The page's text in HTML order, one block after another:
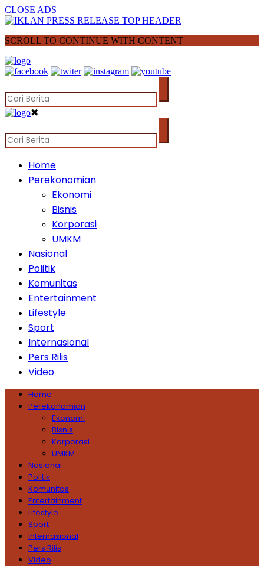
CLOSE ADS
SCROLL TO CONTINUE WITH CONTENT
✖
Home
Perekonomian
Ekonomi
Bisnis
Korporasi
UMKM
Nasional
Politik
Komunitas
Entertainment
Lifestyle
Sport
Internasional
Pers Rilis
Video
Home
Perekonomian
Ekonomi
Bisnis
Korporasi
UMKM
Nasional
Politik
Komunitas
Entertainment
Lifestyle
Sport
Internasional
Pers Rilis
Video